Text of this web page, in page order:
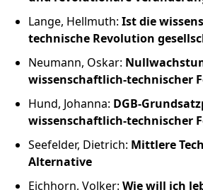
EditionLange, Hellmuth: Ist die
technische Revolution
Neumann, Oskar:
wissenschaftlich-technischer
Hund, Johanna: DGB-
wissenschaftlich-technischer
Seefelder, Dietrich: Mittlere
Alternative
Eichhorn, Volker: Wie will ich